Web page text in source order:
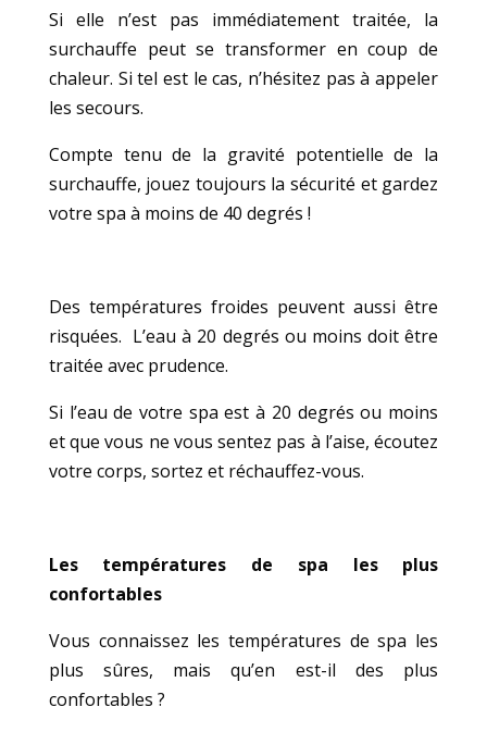
Si elle n’est pas immédiatement traitée, la
surchauffe peut se transformer en coup de
chaleur. Si tel est le cas, n’hésitez pas à appeler
les secours.
Compte tenu de la gravité potentielle de la
surchauffe, jouez toujours la sécurité et gardez
votre spa à moins de 40 degrés !
Des températures froides peuvent aussi être
risquées. L’eau à 20 degrés ou moins doit être
traitée avec prudence.
Si l’eau de votre spa est à 20 degrés ou moins
et que vous ne vous sentez pas à l’aise, écoutez
votre corps, sortez et réchauffez-vous.
Les températures de spa les plus
confortables
Vous connaissez les températures de spa les
plus sûres, mais qu’en est-il des plus
confortables ?